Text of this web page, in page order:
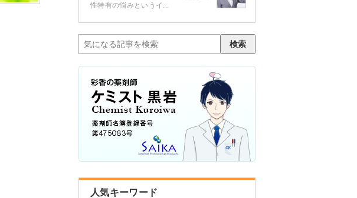
性特有の悩みというイ...
検索
人気キーワード